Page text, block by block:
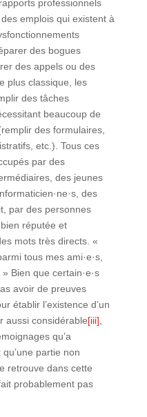
professionnels
emplois qui existent à
des bogues
des appels ou des
plus classique, les
des tâches
beaucoup de
des formulaires,
etc.). Tous ces
par des
des jeunes
des
par des personnes
réputée et
mots très directs. «
tous mes ami·e·s,
Bien que certain·e·s
avoir de preuves
établir l’existence d’un
aussi considérable[iii]
qu’a
partie non
retrouve dans cette
probablement pas